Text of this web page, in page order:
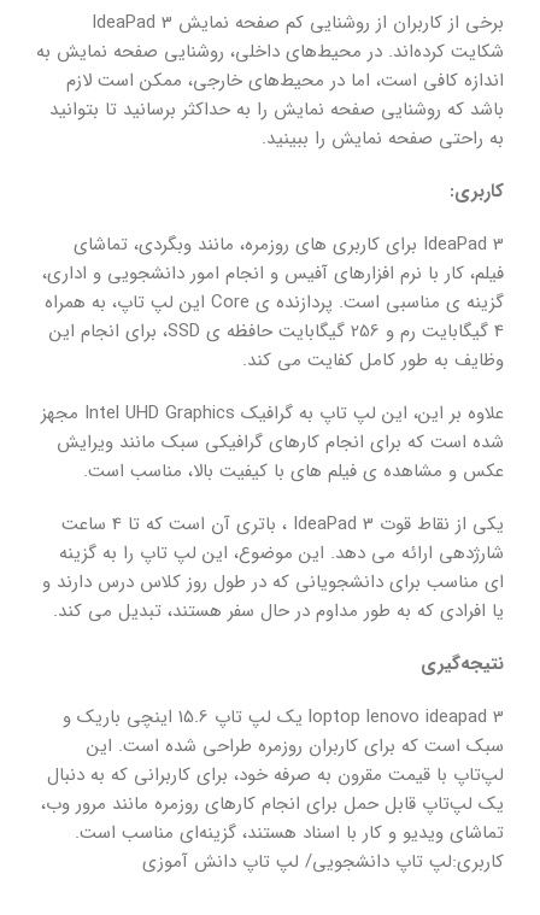
برخی از کاربران از روشنایی کم صفحه نمایش IdeaPad 3
شکایت کرده‌اند. در محیط‌های داخلی، روشنایی صفحه نمایش به
اندازه کافی است، اما در محیط‌های خارجی، ممکن است لازم
باشد که روشنایی صفحه نمایش را به حداکثر برسانید تا بتوانید
به راحتی صفحه نمایش را ببینید.
کاربری:
IdeaPad 3 برای کاربری های روزمره، مانند وبگردی، تماشای
فیلم، کار با نرم افزارهای آفیس و انجام امور دانشجویی و اداری،
گزینه ی مناسبی است. پردازنده ی Core این لپ تاپ، به همراه
4 گیگابایت رم و 256 گیگابایت حافظه ی SSD، برای انجام این
وظایف به طور کامل کفایت می کند.
علاوه بر این، این لپ تاپ به گرافیک Intel UHD Graphics مجهز
شده است که برای انجام کارهای گرافیکی سبک مانند ویرایش
عکس و مشاهده ی فیلم های با کیفیت بالا، مناسب است.
یکی از نقاط قوت IdeaPad 3 ، باتری آن است که تا 4 ساعت
شارژدهی ارائه می دهد. این موضوع، این لپ تاپ را به گزینه
ای مناسب برای دانشجویانی که در طول روز کلاس درس دارند و
یا افرادی که به طور مداوم در حال سفر هستند، تبدیل می کند.
نتیجه‌گیری
loptop lenovo ideapad 3 یک لپ تاپ 15.6 اینچی باریک و
سبک است که برای کاربران روزمره طراحی شده است. این
لپ‌تاپ با قیمت مقرون به صرفه خود، برای کاربرانی که به دنبال
یک لپ‌تاپ قابل حمل برای انجام کارهای روزمره مانند مرور وب،
تماشای ویدیو و کار با اسناد هستند، گزینه‌ای مناسب است.
کاربری:لپ تاپ دانشجویی/ لپ تاپ دانش آموزی